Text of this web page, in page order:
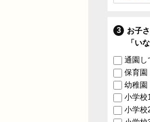
お子
「い
通園し
保育園
幼稚園
小学校
小学校